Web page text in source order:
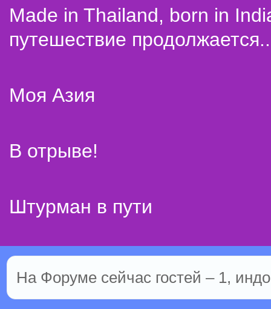
Made in Thailand, born in
путешествие
Моя Азия
В отрыве!
Штурман в пути
На Форуме сейчас гостей – 1,